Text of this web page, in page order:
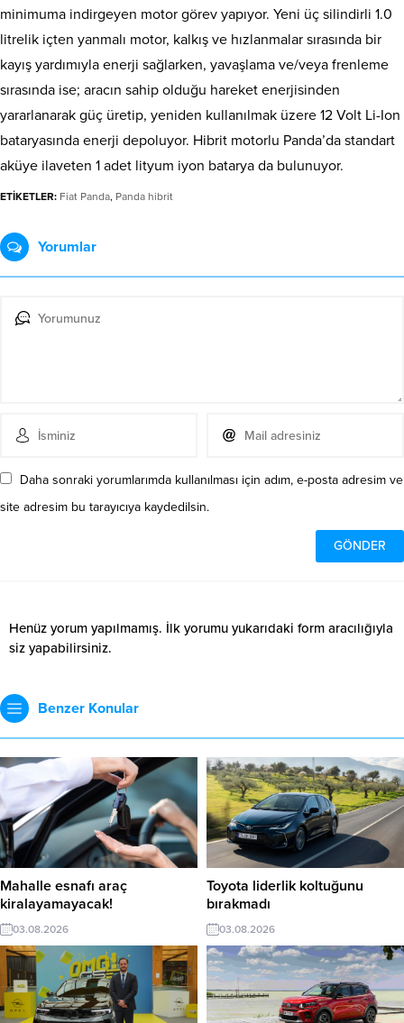
minimuma indirgeyen motor görev yapıyor. Yeni üç silindirli 1.0
litrelik içten yanmalı motor, kalkış ve hızlanmalar sırasında bir
kayış yardımıyla enerji sağlarken, yavaşlama ve/veya frenleme
sırasında ise; aracın sahip olduğu hareket enerjisinden
yararlanarak güç üretip, yeniden kullanılmak üzere 12 Volt Li-Ion
bataryasında enerji depoluyor. Hibrit motorlu Panda’da standart
aküye ilaveten 1 adet lityum iyon batarya da bulunuyor.
ETİKETLER: Fiat Panda, Panda hibrit
Yorumlar
Daha sonraki yorumlarımda kullanılması için adım, e-posta adresim ve
site adresim bu tarayıcıya kaydedilsin.
Henüz yorum yapılmamış. İlk yorumu yukarıdaki form aracılığıyla
siz yapabilirsiniz.
Benzer Konular
Mahalle esnafı araç
kiralayamayacak!
03.08.2026
Toyota liderlik koltuğunu
bırakmadı
03.08.2026